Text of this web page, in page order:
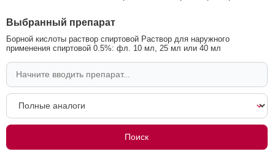
Выбранный препарат
Борной кислоты раствор спиртовой Раствор для наружного
применения спиртовой 0.5%: фл. 10 мл, 25 мл или 40 мл